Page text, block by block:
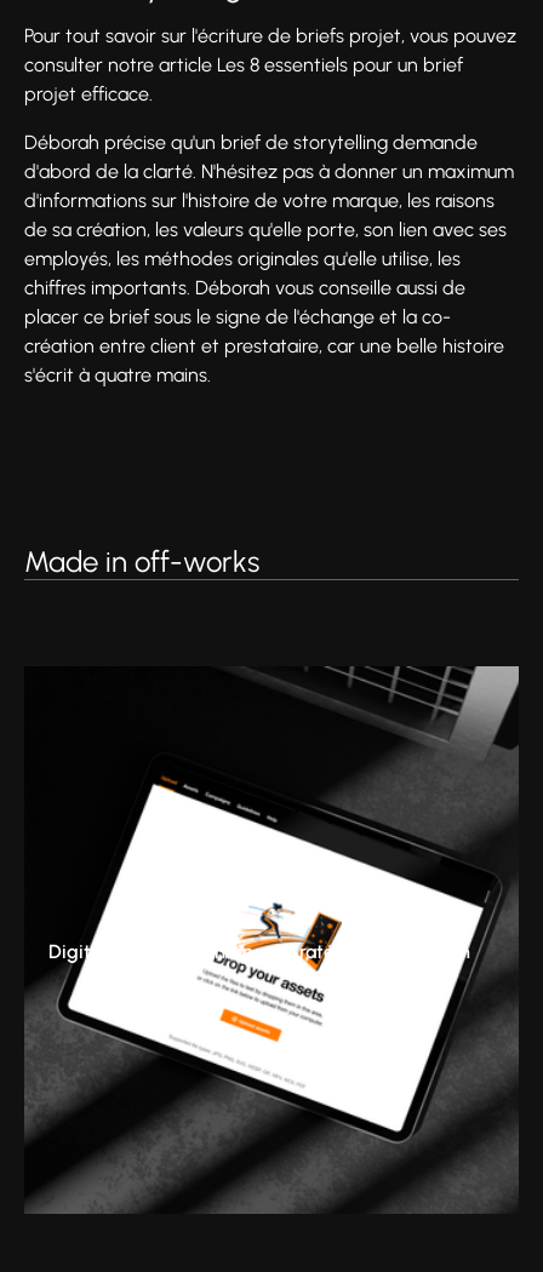
Pour tout savoir sur l'écriture de briefs projet, vous pouvez
consulter notre article Les 8 essentiels pour un brief
projet efficace.
Déborah précise qu'un brief de storytelling demande
d'abord de la clarté. N'hésitez pas à donner un maximum
d'informations sur l'histoire de votre marque, les raisons
de sa création, les valeurs qu'elle porte, son lien avec ses
employés, les méthodes originales qu'elle utilise, les
chiffres importants. Déborah vous conseille aussi de
placer ce brief sous le signe de l'échange et la co-
création entre client et prestataire, car une belle histoire
s'écrit à quatre mains.
Made in off-works
Digital & Tech Branding Stratégie Production